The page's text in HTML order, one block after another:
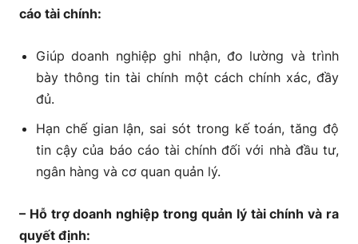
cáo tài chính:
Giúp doanh nghiệp ghi nhận, đo lường và trình
bày thông tin tài chính một cách chính xác, đầy
đủ.
Hạn chế gian lận, sai sót trong kế toán, tăng độ
tin cậy của báo cáo tài chính đối với nhà đầu tư,
ngân hàng và cơ quan quản lý.
– Hỗ trợ doanh nghiệp trong quản lý tài chính và ra
quyết định: